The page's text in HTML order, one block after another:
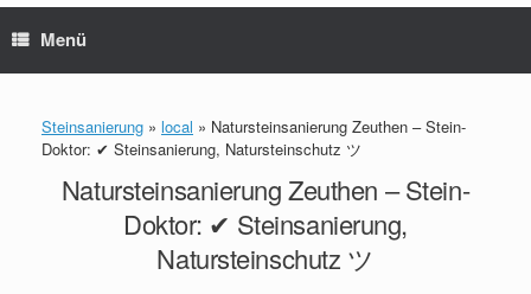
Menü
Steinsanierung » local » Natursteinsanierung Zeuthen – Stein-
Doktor: ✔ Steinsanierung, Natursteinschutz ツ
Natursteinsanierung Zeuthen – Stein-
Doktor: ✔ Steinsanierung,
Natursteinschutz ツ